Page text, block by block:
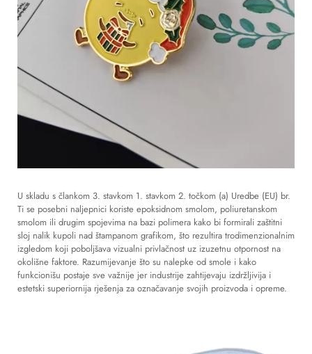
U skladu s člankom 3. stavkom 1. stavkom 2. točkom (a) Uredbe (EU) br.
Ti se posebni naljepnici koriste epoksidnom smolom, poliuretanskom
smolom ili drugim spojevima na bazi polimera kako bi formirali zaštitni
sloj nalik kupoli nad štampanom grafikom, što rezultira trodimenzionalnim
izgledom koji poboljšava vizualni privlačnost uz izuzetnu otpornost na
okolišne faktore. Razumijevanje što su nalepke od smole i kako
funkcionišu postaje sve važnije jer industrije zahtijevaju izdržljivija i
estetski superiornija rješenja za označavanje svojih proizvoda i opreme.